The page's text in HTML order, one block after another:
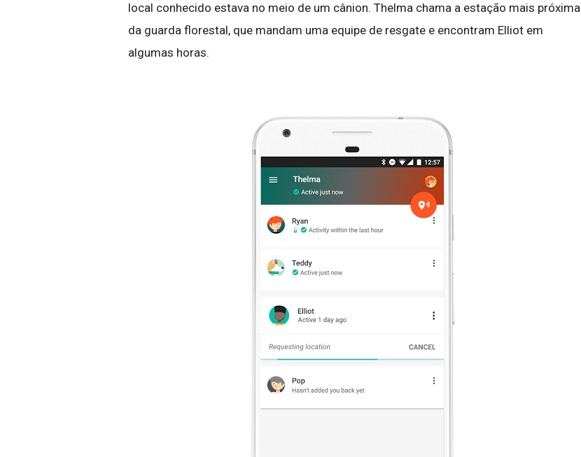
local conhecido estava no meio de um cânion. Thelma chama a estação mais próxima
da guarda florestal, que mandam uma equipe de resgate e encontram Elliot em
algumas horas.